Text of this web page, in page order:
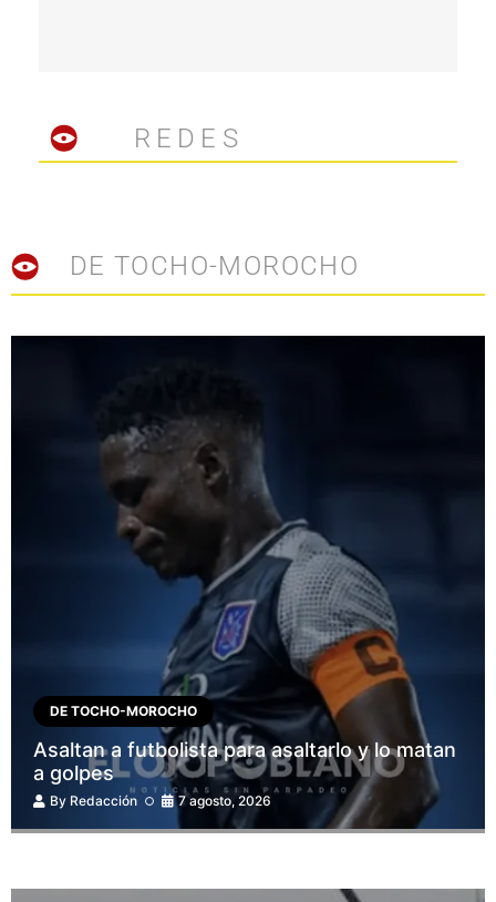
REDES
DE TOCHO-MOROCHO
DE TOCHO-MOROCHO
Asaltan a futbolista para asaltarlo y lo matan
a golpes
By Redacción 7 agosto, 2026